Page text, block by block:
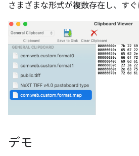
さまざまな形式が複数存在し、すぐ
デモ